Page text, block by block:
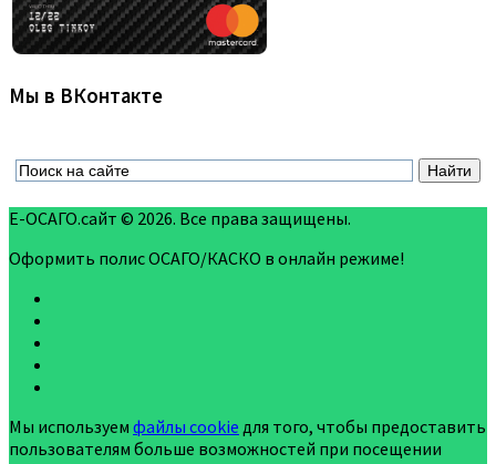
Мы в ВКонтакте
Е-ОСАГО.сайт © 2026. Все права защищены.
Оформить полис ОСАГО/КАСКО в онлайн режиме!
Мы используем файлы cookie для того, чтобы предоставить
пользователям больше возможностей при посещении